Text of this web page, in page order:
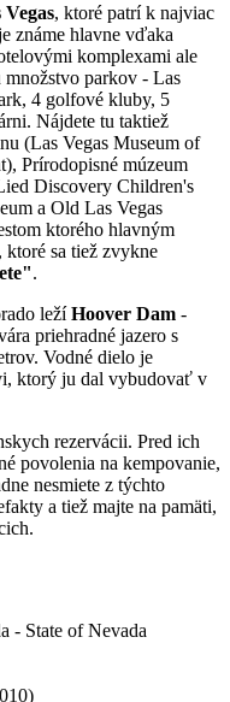
Vegas, ktoré patrí k najviac
známe hlavne vďaka
komplexami ale
parkov - Las
4 golfové kluby, 5
Nájdete tu taktiež
(Las Vegas Museum of
Prírodopisné múzeum
Discovery Children's
a Old Las Vegas
ktorého hlavným
, ktoré sa tiež zvykne
.
ležíHoover Dam -
priehradné jazero s
Vodné dielo je
ktorý ju dal vybudovať v
rezervácii. Pred ich
povolenia na kempovanie,
nesmiete z týchto
a tiež majte na pamäti,
- State of Nevada